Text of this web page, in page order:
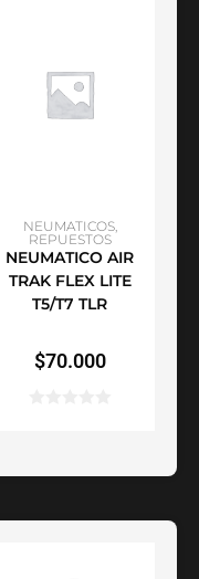
SELECCIONAR
OPCIONES
NEUMATICOS,
REPUESTOS
NEUMATICO AIR
TRAK FLEX LITE
T5/T7 TLR
$70.000